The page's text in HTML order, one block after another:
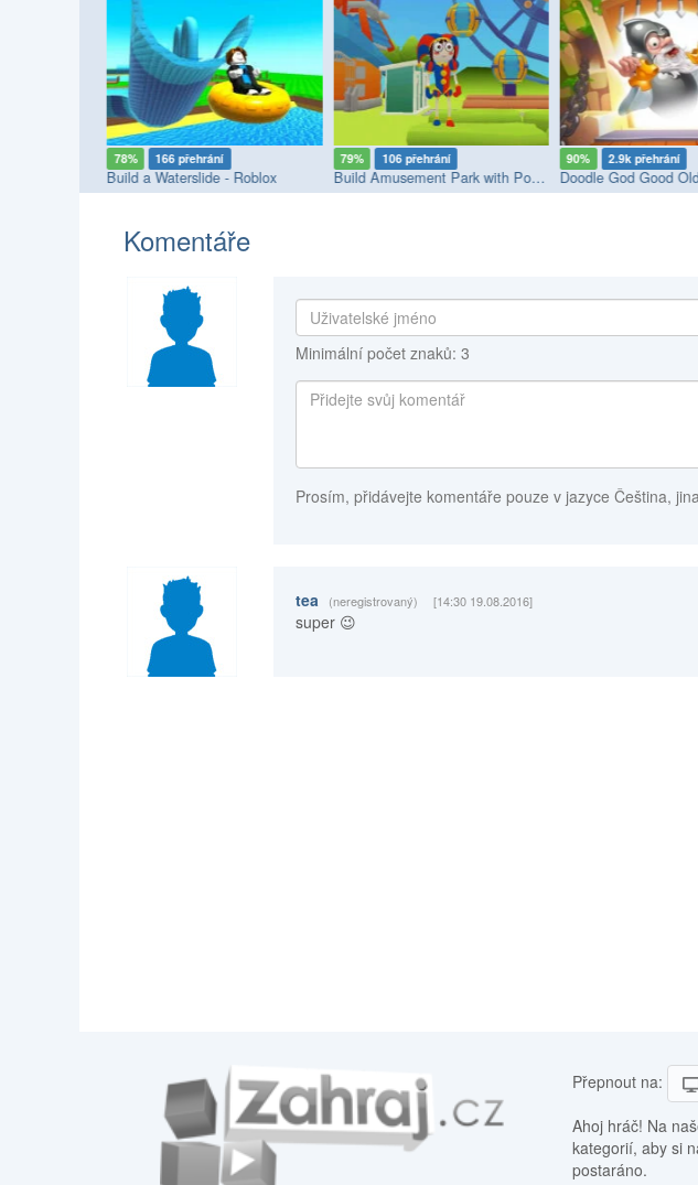
78% 166 přehrání
Build a Waterslide - Roblox
79% 106 přehrání
Build Amusement Park with Pomni
90% 2.9k přehrání
Doodle God Good
Komentáře
Minimální počet znaků: 3
Prosím, přidávejte komentáře pouze v jazyce Čeština,
tea (neregistrovaný) [14:30 19.08.2016]
super 😉
Přepnout na:
Ahoj hráč! Na
kategorií, aby si
postaráno.